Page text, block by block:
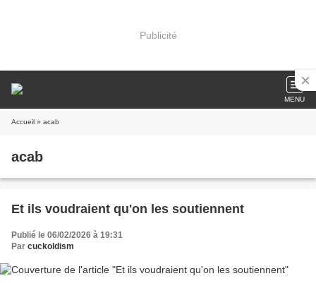
Publicité
MENU
Accueil » acab
acab
Et ils voudraient qu'on les soutiennent
Publié le 06/02/2026 à 19:31
Par cuckoldism